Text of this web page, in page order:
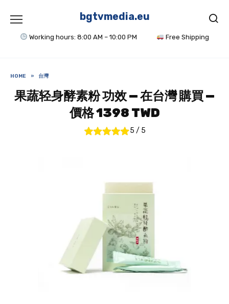
content
bgtvmedia.eu
Working hours: 8:00 AM – 10:00 PM Free Shipping
HOME » 台灣
果蔬轻身酵素粉 功效 — 在台灣 購買 —
價格 1398 TWD
5 / 5